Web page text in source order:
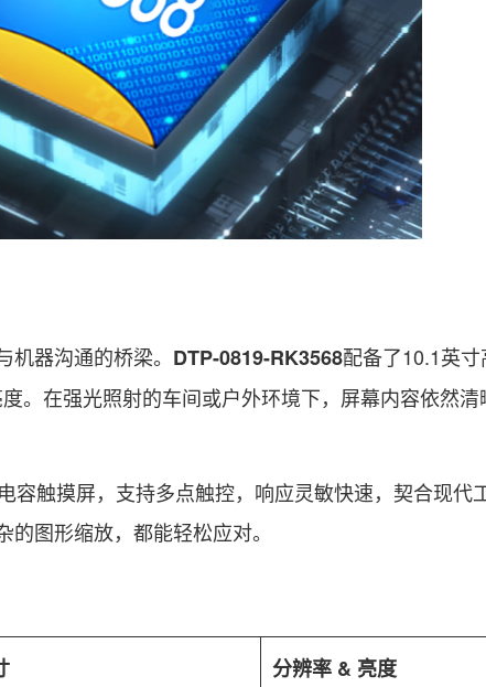
器沟通的桥梁。 DTP-0819-RK3568配备了10.1英
。在强光照射的车间或户外环境下，屏幕内容依然
触摸屏，支持多点触控，响应灵敏快速，契合现代
图形缩放，都能轻松应对。
分辨率 & 亮度